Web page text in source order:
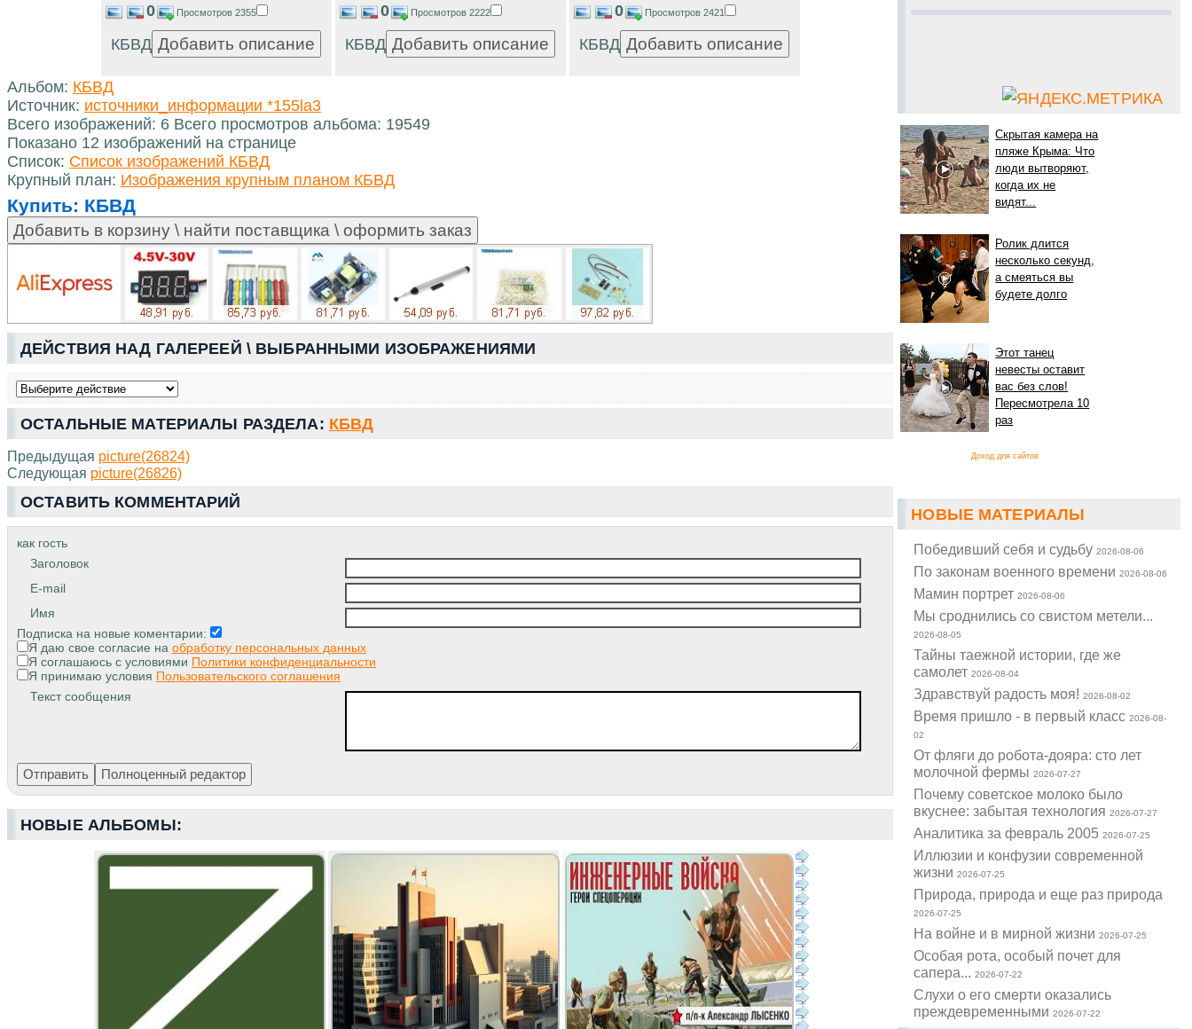
Скрытая камера на
пляже Крыма: Что
люди вытворяют,
когда их не
видят...
Ролик длится
несколько секунд,
а смеяться вы
будете долго
Этот танец
невесты оставит
вас без слов!
Пересмотрела 10
раз
Доход для сайтов
НОВЫЕ МАТЕРИАЛЫ
Победивший себя и судьбу2026-08-06
По законам военного времени2026-08-06
Мамин портрет2026-08-06
Мы сроднились со свистом метели...
2026-08-05
Тайны таежной истории, где же
самолет2026-08-04
Здравствуй радость моя!2026-08-02
Время пришло - в первый класс2026-08-
02
От фляги до робота-дояра: сто лет
молочной фермы2026-07-27
Почему советское молоко было
вкуснее: забытая технология2026-07-27
Аналитика за февраль 20052026-07-25
Иллюзии и конфузии современной
жизни2026-07-25
Природа, природа и еще раз природа
2026-07-25
На войне и в мирной жизни2026-07-25
Особая рота, особый почет для
сапера...2026-07-22
Слухи о его смерти оказались
преждевременными2026-07-22
0 Просмотров 2355
КБВД
0 Просмотров 2222
КБВД
0 Просмотров 2421
КБВД
Альбом: КБВД
Источник: источники_информации *155la3
Всего изображений: 6 Всего просмотров альбома: 19549
Показано 12 изображений на странице
Список: Список изображений КБВД
Крупный план: Изображения крупным планом КБВД
Купить: КБВД
ДЕЙСТВИЯ НАД ГАЛЕРЕЕЙ \ ВЫБРАННЫМИ ИЗОБРАЖЕНИЯМИ
ОСТАЛЬНЫЕ МАТЕРИАЛЫ РАЗДЕЛА: КБВД
Предыдущая picture(26824)
Следующая picture(26826)
ОСТАВИТЬ КОММЕНТАРИЙ
как гость
Заголовок
E-mail
Имя
Подписка на новые коментарии:
Я даю свое согласие на обработку персональных данных
Я соглашаюсь с условиями Политики конфиденциальности
Я принимаю условия Пользовательского соглашения
Текст сообщения
НОВЫЕ АЛЬБОМЫ: